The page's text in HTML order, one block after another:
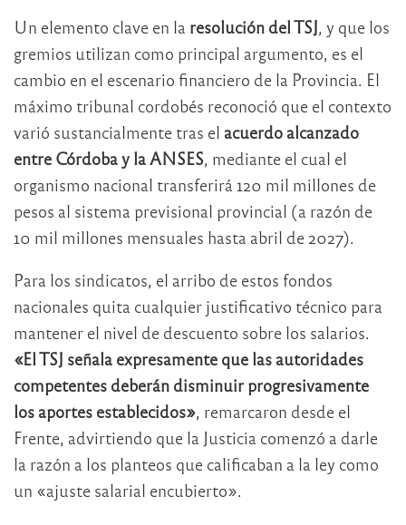
Un elemento clave en la resolución del TSJ, y que los
gremios utilizan como principal argumento, es el
cambio en el escenario financiero de la Provincia. El
máximo tribunal cordobés reconoció que el contexto
varió sustancialmente tras el acuerdo alcanzado
entre Córdoba y la ANSES, mediante el cual el
organismo nacional transferirá 120 mil millones de
pesos al sistema previsional provincial (a razón de
10 mil millones mensuales hasta abril de 2027).
Para los sindicatos, el arribo de estos fondos
nacionales quita cualquier justificativo técnico para
mantener el nivel de descuento sobre los salarios.
«El TSJ señala expresamente que las autoridades
competentes deberán disminuir progresivamente
los aportes establecidos», remarcaron desde el
Frente, advirtiendo que la Justicia comenzó a darle
la razón a los planteos que calificaban a la ley como
un «ajuste salarial encubierto».